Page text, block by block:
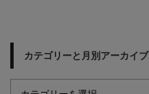
カテゴリーと月別アーカイブ